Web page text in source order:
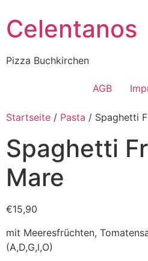
Celentanos
Pizza Buchkirchen
AGB
Startseite / Pasta / Spaghetti
Spaghetti
Mare
€15,90
mit Meeresfrüchten,
(A,D,G,l,O)